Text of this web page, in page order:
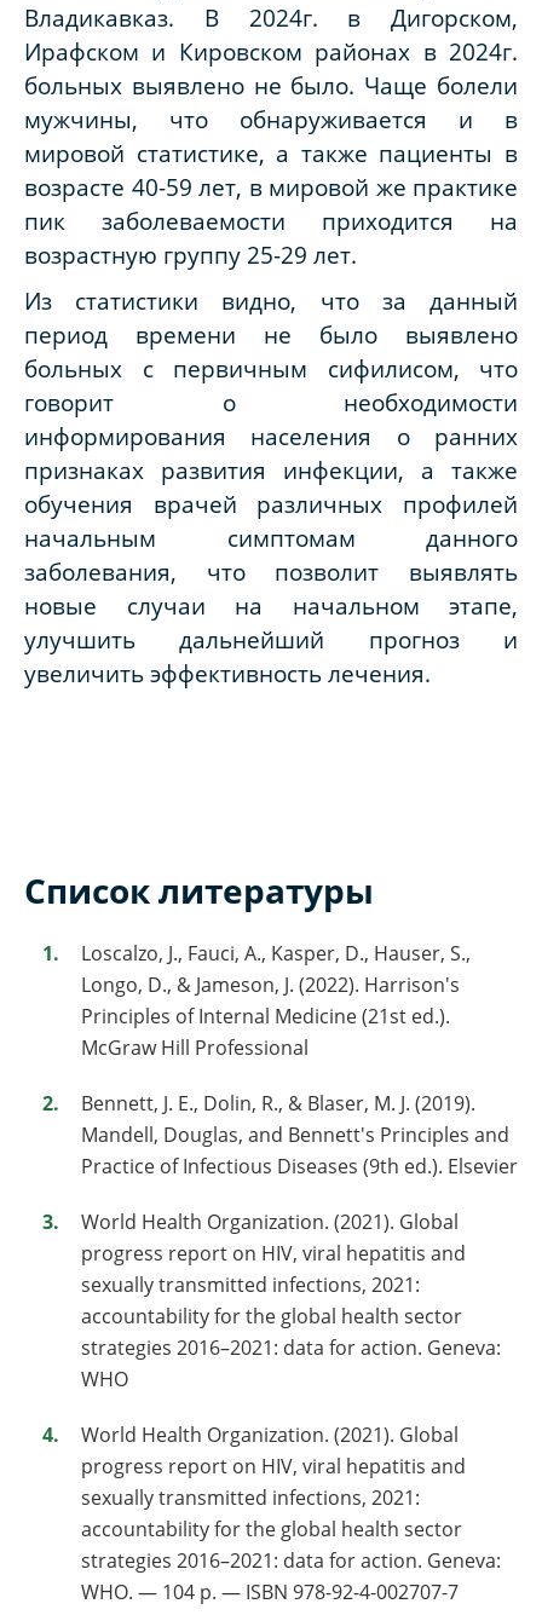
Владикавказ. В 2024г. в Дигорском,
Ирафском и Кировском районах в 2024г.
больных выявлено не было. Чаще болели
мужчины, что обнаруживается и в
мировой статистике, а также пациенты в
возрасте 40-59 лет, в мировой же практике
пик заболеваемости приходится на
возрастную группу 25-29 лет.
Из статистики видно, что за данный
период времени не было выявлено
больных с первичным сифилисом, что
говорит о необходимости
информирования населения о ранних
признаках развития инфекции, а также
обучения врачей различных профилей
начальным симптомам данного
заболевания, что позволит выявлять
новые случаи на начальном этапе,
улучшить дальнейший прогноз и
увеличить эффективность лечения.
Список литературы
Loscalzo, J., Fauci, A., Kasper, D., Hauser, S.,
Longo, D., & Jameson, J. (2022). Harrison's
Principles of Internal Medicine (21st ed.).
McGraw Hill Professional
Bennett, J. E., Dolin, R., & Blaser, M. J. (2019).
Mandell, Douglas, and Bennett's Principles and
Practice of Infectious Diseases (9th ed.). Elsevier
World Health Organization. (2021). Global
progress report on HIV, viral hepatitis and
sexually transmitted infections, 2021:
accountability for the global health sector
strategies 2016–2021: data for action. Geneva:
WHO
World Health Organization. (2021). Global
progress report on HIV, viral hepatitis and
sexually transmitted infections, 2021:
accountability for the global health sector
strategies 2016–2021: data for action. Geneva:
WHO. — 104 p. — ISBN 978-92-4-002707-7